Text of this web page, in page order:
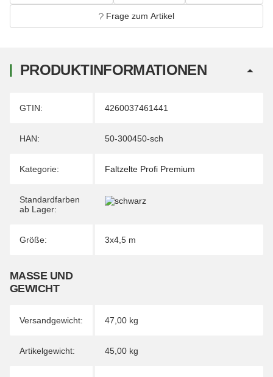
Frage zum Artikel
PRODUKTINFORMATIONEN
Produkteigenschaft
Wert
GTIN: 4260037461441
HAN: 50-300450-sch
Kategorie: Faltzelte Profi Premium
Standardfarben
ab Lager:
Größe: 3x4,5 m
MASSE UND G
EWICHT
Versandgewicht: 47,00 kg
Artikelgewicht: 45,00 kg